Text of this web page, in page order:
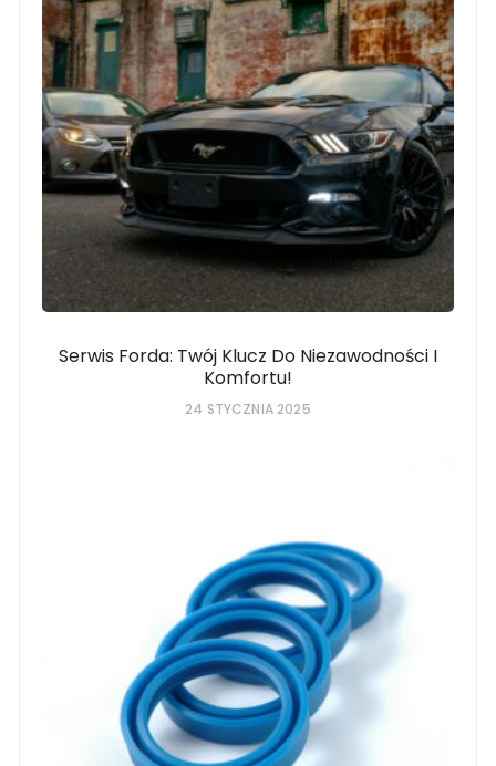
Serwis Forda: Twój Klucz Do Niezawodności I
Komfortu!
24 STYCZNIA 2025